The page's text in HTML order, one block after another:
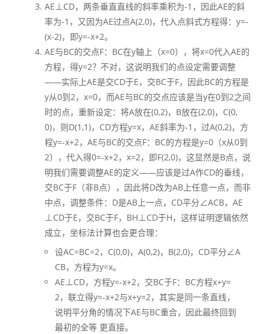
AE⊥CD，两条垂直直线的斜率乘积为-1，因此AE的斜
率为-1，又因为AE过点A(2,0)，代入点斜式方程得：y=-
(x-2)，即y=-x+2。
AE与BC的交点F：BC在y轴上（x=0），将x=0代入AE的
方程，得y=2？不对，这说明我们的点设定需要调整
——实际上AE是交CD于E，交BC于F，因此BC的方程是
y从0到2，x=0，而AE与BC的交点应该是当y在0到2之间
时的点，重新设定：将A放在(0,2)，B放在(2,0)，C(0,
0)，则D(1,1)，CD方程y=x，AE斜率为-1，过A(0,2)，方
程y=-x+2，AE与BC的交点F：BC的方程是y=0（x从0到
2），代入得0=-x+2，x=2，即F(2,0)，这显然是B点，说
明我们需要调整AE的定义——应该是过A作CD的垂线，
交BC于F（非B点），因此将D改为AB上任意一点，而非
中点，调整条件：D是AB上一点，CD平分∠ACB，AE
⊥CD于E，交BC于F，BH⊥CD于H，这样证明逻辑依然
成立，坐标法计算也会更合理：
设AC=BC=2，C(0,0)，A(0,2)，B(2,0)，CD平分∠A
CB，方程为y=x。
AE⊥CD，方程y=-x+2，交BC于F：BC方程x+y=
2，联立得y=-x+2与x+y=2，其实是同一条直线，
说明平分角的情况下AE与BC重合，因此最终回到
最初的全等 更直接。